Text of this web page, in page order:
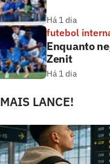
Há 1 dia
futebol
Enquanto
Zenit
Há 1 dia
MAIS LANCE!